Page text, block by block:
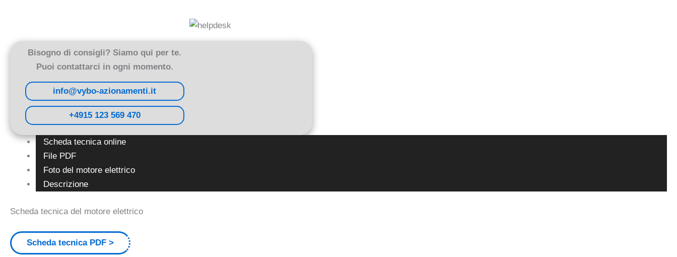
Bisogno di consigli? Siamo qui per te.
Puoi contattarci in ogni momento.
info@vybo-azionamenti.it
+4915 123 569 470
Scheda tecnica online
File PDF
Foto del motore elettrico
Descrizione
Scheda tecnica del motore elettrico
Scheda tecnica PDF